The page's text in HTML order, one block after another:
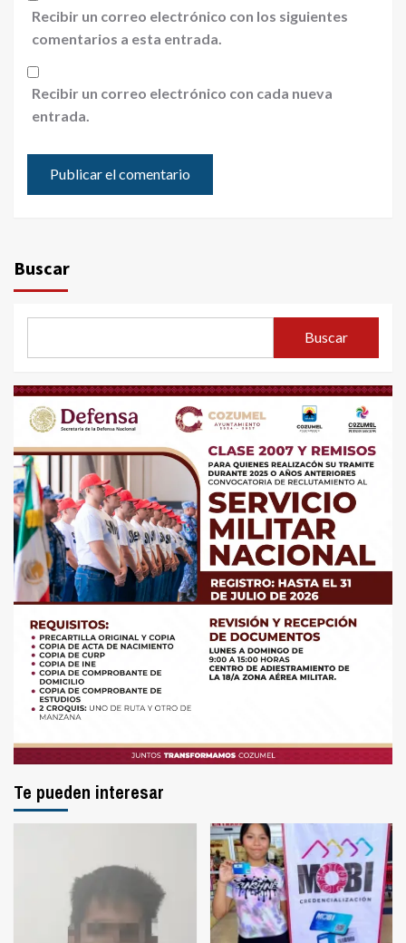
Recibir un correo electrónico con los siguientes
comentarios a esta entrada.
Recibir un correo electrónico con cada nueva
entrada.
Buscar
Buscar
Te pueden interesar